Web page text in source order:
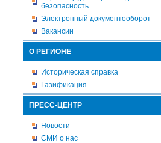
безопасность
Электронный документооборот
Вакансии
О РЕГИОНЕ
Историческая справка
Газификация
ПРЕСС-ЦЕНТР
Новости
СМИ о нас